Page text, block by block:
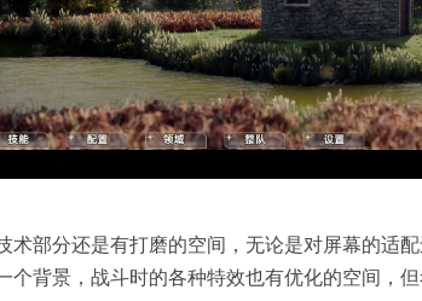
术部分还是有打磨的空间，无论是对屏幕的适
个背景，战斗时的各种特效也有优化的空间，